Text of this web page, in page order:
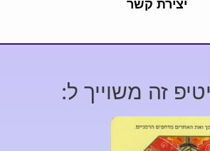
יצירת קשר
זה משוייך ל: